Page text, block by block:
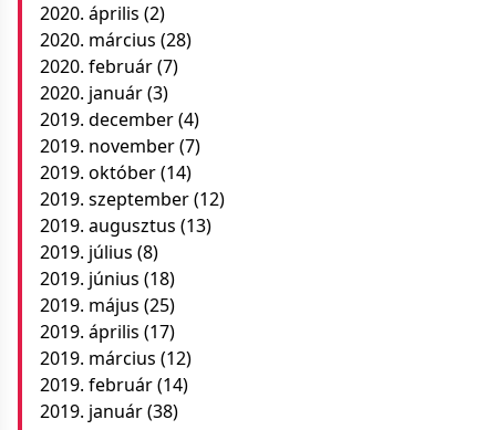
2020. április (2)
2020. március (28)
2020. február(7)
2020. január(3)
2019. december(4)
2019. november(7)
2019. október(14)
2019. szeptember(12)
2019. augusztus (13)
2019. július (8)
2019. június (18)
2019. május (25)
2019. április (17)
2019. március (12)
2019. február(14)
2019. január(38)